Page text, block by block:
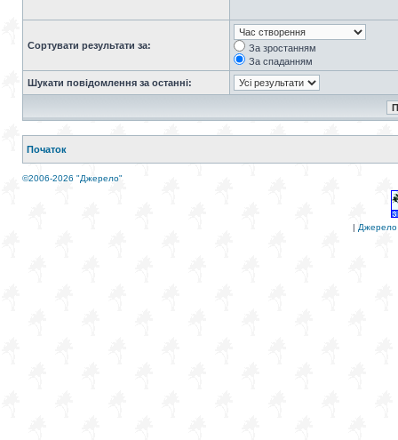
Сортувати результати за:
За зростанням
За спаданням
Шукати повідомлення за останні:
Початок
©2006-2026 "Джерело"
| Джерело